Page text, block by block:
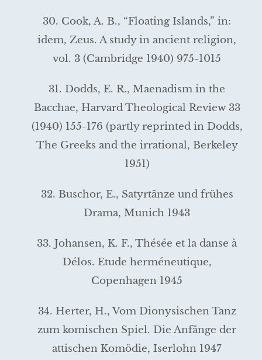
30. Cook, A. B., “Floating Islands,” in:
idem, Zeus. A study in ancient reli­gion,
vol. 3 (Cambridge 1940) 975-1015
31. Dodds, E. R., Maenadism in the
Bacchae, Harvard Theological Review 33
(1940) 155-176 (partly reprinted in Dodds,
The Greeks and the irrational, Berkeley
1951)
32. Buschor, E., Satyrtänze und frühes
Drama, Munich 1943
33. Johansen, K. F., Thésée et la danse à
Délos. Etude herméneu­tique,
Copenhagen 1945
34. Herter, H., Vom Dionysischen Tanz
zum komischen Spiel. Die Anfänge der
attischen Komödie, Iserlohn 1947